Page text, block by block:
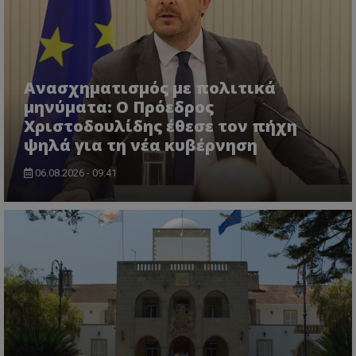
Ανασχηματισμός με πολιτικά
μηνύματα: Ο Πρόεδρος
Χριστοδουλίδης έθεσε τον πήχη
ψηλά για τη νέα κυβέρνηση
06.08.2026 - 09:41
ASP.NET_SessionId
Microsoft Corporation
VISITOR_PRIVACY_METADATA